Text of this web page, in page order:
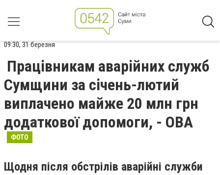
09:30, 31 березня
Працівникам аварійних служб
Сумщини за січень-лютий
виплачено майже 20 млн грн
додаткової допомоги, - ОВА
ФОТО
Щодня після обстрілів аварійні служби